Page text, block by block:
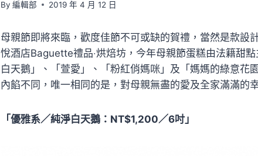
By 編輯部 2019 年 4 月 12 日
母親節即將來臨，歡度佳節不可或缺的賀禮，當然是款設
悅酒店Baguette禮品‧烘焙坊，今年母親節蛋糕由法籍甜
白天鵝」、「萱愛」、「粉紅俏媽咪」及「媽媽的綠意花
內餡不同，唯一相同的是，對母親無盡的愛及全家滿滿的
「優雅系／純淨白天鵝：NT$1,200／6吋」